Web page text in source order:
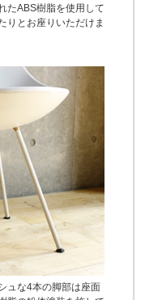
たABS樹脂を使用して
りとお座りいただけま
ュな4本の脚部は座面